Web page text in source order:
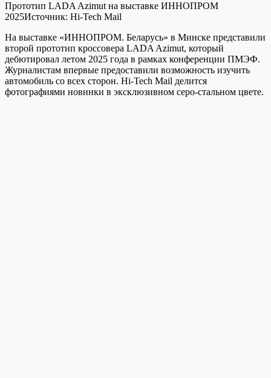
Прототип LADA Azimut на выставке ИННОПРОМ
2025Источник: Hi-Tech Mail
На выставке «ИННОПРОМ. Беларусь» в Минске представили
второй прототип кроссовера LADA Azimut, который
дебютировал летом 2025 года в рамках конференции ПМЭФ.
Журналистам впервые предоставили возможность изучить
автомобиль со всех сторон. Hi-Tech Mail делится
фотографиями новинки в эксклюзивном серо-стальном цвете.